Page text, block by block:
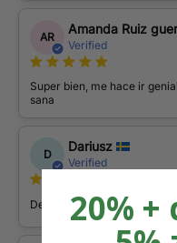
AR
Amanda Ruiz
Verified
Super bien, me hace ir
sana
D
Dariusz
Verified
Det funkar bra på mig 👍
20%